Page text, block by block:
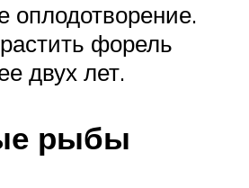
оплодотворение.
форель
двух лет.
рыбы